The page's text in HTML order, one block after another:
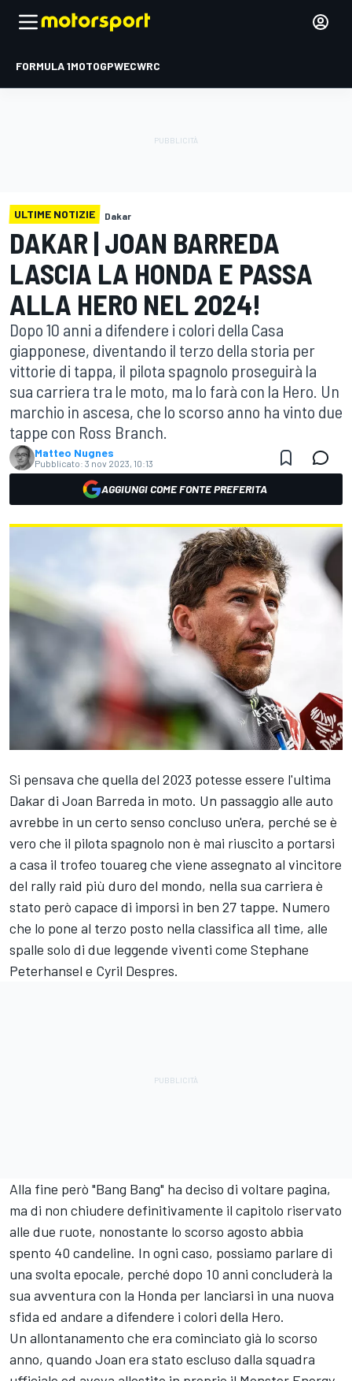
FORMULA 1MOTOGPWECWRC
ULTIME NOTIZIE Dakar
DAKAR | JOAN BARREDA
LASCIA LA HONDA E PASSA
ALLA HERO NEL 2024!
Dopo 10 anni a difendere i colori della Casa
giapponese, diventando il terzo della storia per
vittorie di tappa, il pilota spagnolo proseguirà la
sua carriera tra le moto, ma lo farà con la Hero. Un
marchio in ascesa, che lo scorso anno ha vinto due
tappe con Ross Branch.
Matteo Nugnes
Pubblicato: 3 nov 2023, 10:13
AGGIUNGI COME FONTE PREFERITA
Si pensava che quella del 2023 potesse essere l'ultima
Dakar di Joan Barreda in moto. Un passaggio alle auto
avrebbe in un certo senso concluso un'era, perché se è
vero che il pilota spagnolo non è mai riuscito a portarsi
a casa il trofeo touareg che viene assegnato al vincitore
del rally raid più duro del mondo, nella sua carriera è
stato però capace di imporsi in ben 27 tappe. Numero
che lo pone al terzo posto nella classifica all time, alle
spalle solo di due leggende viventi come Stephane
Peterhansel e Cyril Despres.
Alla fine però "Bang Bang" ha deciso di voltare pagina,
ma di non chiudere definitivamente il capitolo riservato
alle due ruote, nonostante lo scorso agosto abbia
spento 40 candeline. In ogni caso, possiamo parlare di
una svolta epocale, perché dopo 10 anni concluderà la
sua avventura con la Honda per lanciarsi in una nuova
sfida ed andare a difendere i colori della Hero.
Un allontanamento che era cominciato già lo scorso
anno, quando Joan era stato escluso dalla squadra